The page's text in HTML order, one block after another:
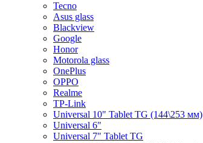
Tecno
Asus glass
Blackview
Google
Honor
Motorola glass
OnePlus
OPPO
Realme
TP-Link
Universal 10" Tablet TG (144\253 мм)
Universal 6"
Universal 7" Tablet TG